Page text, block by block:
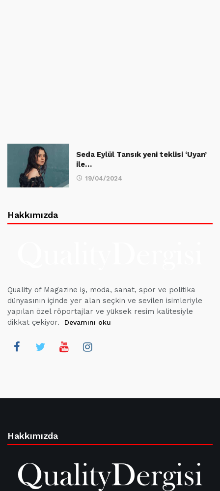
Seda Eylül Tansık yeni teklisi ‘Uyan’
ile…
19/04/2024
Hakkımızda
Quality of Magazine iş, moda, sanat, spor ve politika
dünyasının içinde yer alan seçkin ve sevilen isimleriyle
yapılan özel röportajlar ve yüksek resim kalitesiyle
dikkat çekiyor.
Devamını oku
Hakkımızda